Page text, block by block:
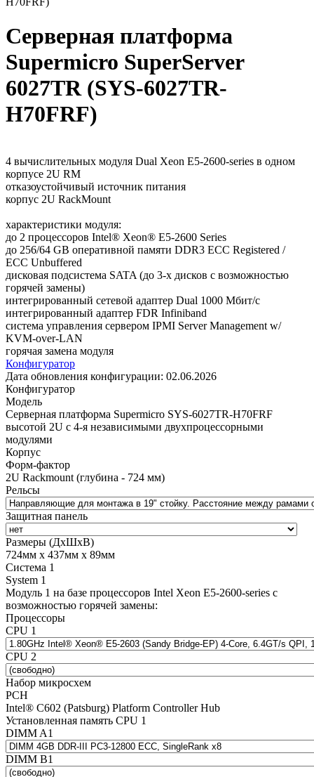
Серверная платформа
Supermicro SuperServer
6027TR (SYS-6027TR-
H70FRF)
4 вычислительных модуля Dual Xeon E5-2600-series в одном
корпусе 2U RM
отказоустойчивый источник питания
корпус 2U RackMount
характеристики модуля:
до 2 процессоров Intel® Xeon® E5-2600 Series
до 256/64 GB оперативной памяти DDR3 ECC Registered /
ECC Unbuffered
дисковая подсистема SATA (до 3-х дисков с возможностью
горячей замены)
интегрированный сетевой адаптер Dual 1000 Мбит/с
интегрированный адаптер FDR Infiniband
система управления сервером IPMI Server Management w/
KVM-over-LAN
горячая замена модуля
Конфигуратор
Дата обновления конфигурации: 02.06.2026
Конфигуратор
Модель
Cерверная платформа Supermicro SYS-6027TR-H70FRF
высотой 2U с 4-я независимыми двухпроцессорными
модулями
Корпус
Форм-фактор
2U Rackmount (глубина - 724 мм)
Рельсы
Защитная панель
Размеры (ДхШхВ)
724мм х 437мм х 89мм
Система 1
System 1
Модуль 1 на базе процессоров Intel Xeon E5-2600-series с
возможностью горячей замены:
Процессоры
CPU 1
CPU 2
Набор микросхем
PCH
Intel® C602 (Patsburg) Platform Controller Hub
Установленная память CPU 1
DIMM A1
DIMM B1